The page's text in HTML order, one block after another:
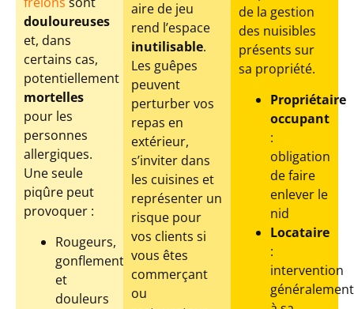
douloureuses
et, dans
certains cas,
potentiellement
mortelles
pour les
personnes
allergiques.
Une seule
piqûre peut
provoquer :
Rougeurs,
gonflements
et
douleurs
aire de jeu
rend l’espace
inutilisable.
Les guêpes
peuvent
perturber vos
repas en
extérieur,
s’inviter dans
les cuisines et
représenter un
risque pour
vos clients si
vous êtes
commerçant
ou
de la gestion
des nuisibles
présents sur
sa propriété.
Propriétaire
occupant
:
obligation
de faire
enlever le
nid
Locataire
:
intervention
généralement